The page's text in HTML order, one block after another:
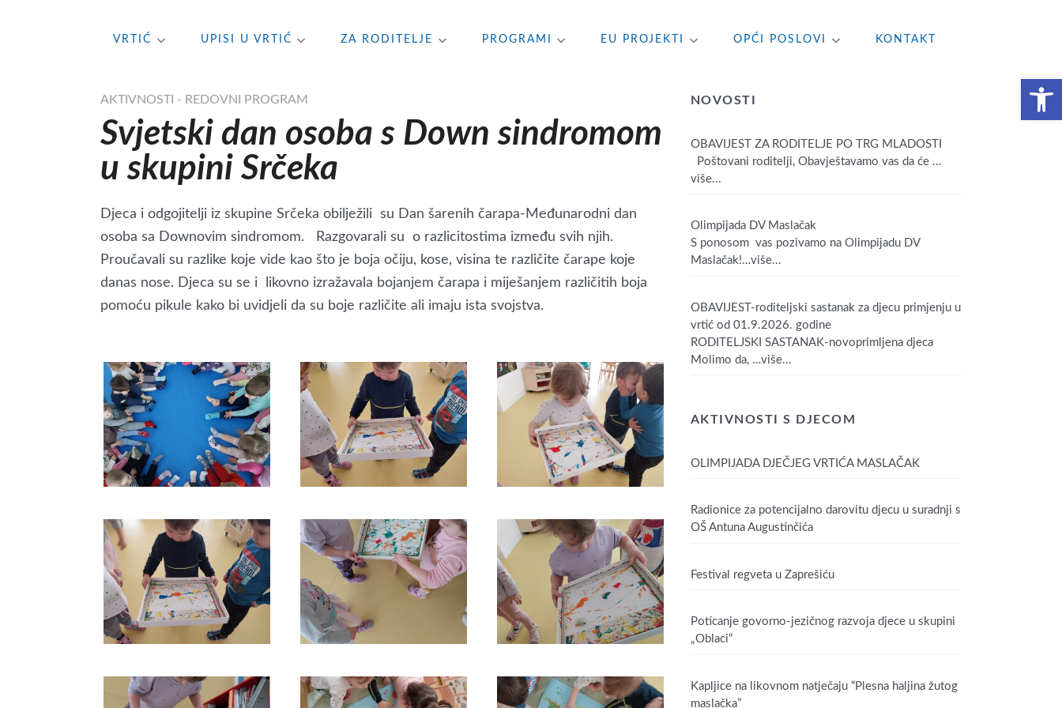
Open toolbar
VRTIĆ UPISI U VRTIĆ ZA RODITELJE PROGRAMI EU PROJEKTI OPĆI POSLOVI KONTAKT
AKTIVNOSTI - REDOVNI PROGRAM
Svjetski dan osoba s Down sindromom
u skupini Srčeka
Djeca i odgojitelji iz skupine Srčeka obilježili su Dan šarenih čarapa-Međunarodni dan
osoba sa Downovim sindromom. Razgovarali su o razlicitostima između svih njih.
Proučavali su razlike koje vide kao što je boja očiju, kose, visina te različite čarape koje
danas nose. Djeca su se i likovno izražavala bojanjem čarapa i miješanjem različitih boja
pomoću pikule kako bi uvidjeli da su boje različite ali imaju ista svojstva.
NOVOSTI
OBAVIJEST ZA RODITELJE PO TRG MLADOSTI
Poštovani roditelji, Obavještavamo vas da će …
više...
Olimpijada DV Maslačak
S ponosom vas pozivamo na Olimpijadu DV
Maslačak!…više...
OBAVIJEST-roditeljski sastanak za djecu primjenju u
vrtić od 01.9.2026. godine
RODITELJSKI SASTANAK-novoprimljena djeca
Molimo da, …više...
AKTIVNOSTI S DJECOM
OLIMPIJADA DJEČJEG VRTIĆA MASLAČAK
Radionice za potencijalno darovitu djecu u suradnji s
OŠ Antuna Augustinčića
Festival regveta u Zaprešiću
Poticanje govorno-jezičnog razvoja djece u skupini
„Oblaci“
Kapljice na likovnom natječaju “Plesna haljina žutog
maslačka”